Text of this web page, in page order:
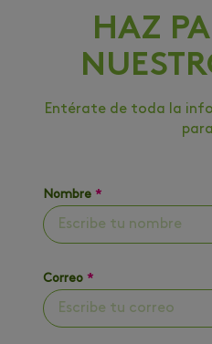
HAZ
Entérate de toda la
Nombre *
Correo *